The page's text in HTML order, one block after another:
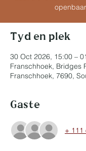
Tyd en plek
30 Oct 2026, 15:00 –
Franschhoek, Bridges
Franschhoek, 7690,
Gaste
+ 111